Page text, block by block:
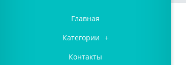
Главная
Категории +
Контакты